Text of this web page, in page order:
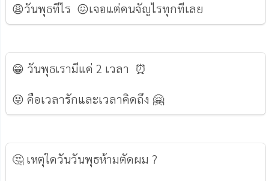
😩วันพุธทีไร 😖เจอแต่คนจัญไรทุกทีเลย
😁 วันพุธเรามีแค่ 2 เวลา ⏰
😝 คือเวลารักและเวลาคิดถึง 🤗
🤔 เหตุใดวันวันพุธห้ามตัดผม ?